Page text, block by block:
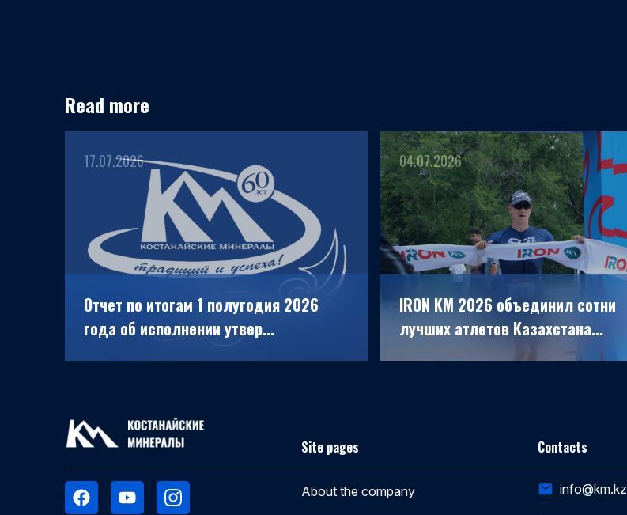
Read more
17.07.2026
Отчет по итогам 1 полугодия 2026
года об исполнении утвер...
04.07.2026
IRON KM 2026 объединил сотни
лучших атлетов Казахстана...
Site pages Contacts
About the company info@km.kz